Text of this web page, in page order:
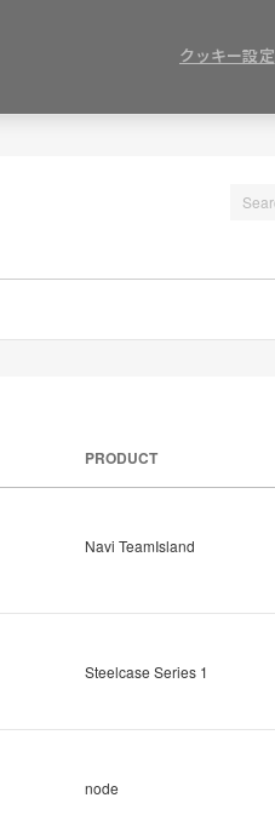
PRODUCT
Navi TeamIsland
Steelcase Series 1
node
クッキー設定